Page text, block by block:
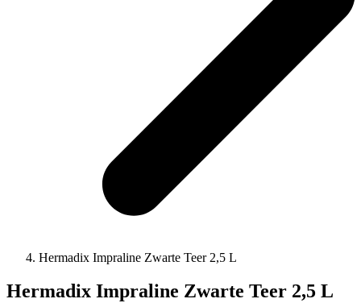
Hermadix Impraline Zwarte Teer 2,5 L
Hermadix Impraline Zwarte Teer 2,5 L